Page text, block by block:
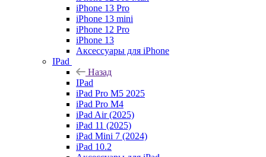
iPhone 13 Pro
iPhone 13 mini
iPhone 12 Pro
iPhone 13
Аксессуары для iPhone
IPad
Назад
IPad
iPad Pro M5 2025
iPad Pro M4
iPad Air (2025)
iPad 11 (2025)
iPad Mini 7 (2024)
iPad 10.2